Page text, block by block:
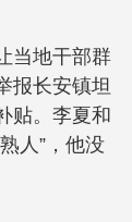
当地干部群
报长安镇坦
贴。李夏和
人”，他没